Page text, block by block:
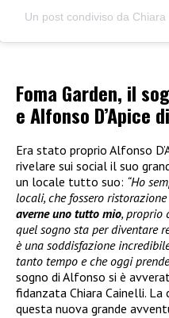
Un post condiviso da
Foma Garden, il
e Alfonso D’Apice
Era stato proprio Alfonso
rivelare sui social il suo
un locale tutto suo: “Ho
locali, che fossero
averne uno tutto mio, proprio
quel sogno sta per diventare
è una soddisfazione
tanto tempo e che oggi
sogno di Alfonso si è
fidanzata Chiara Cainelli. La
questa nuova grande